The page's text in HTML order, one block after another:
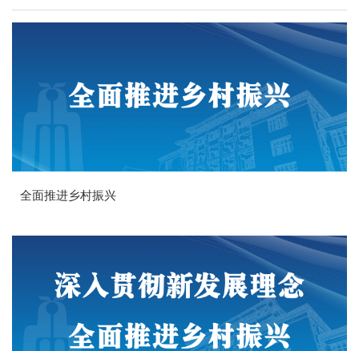
全面推进乡村振兴